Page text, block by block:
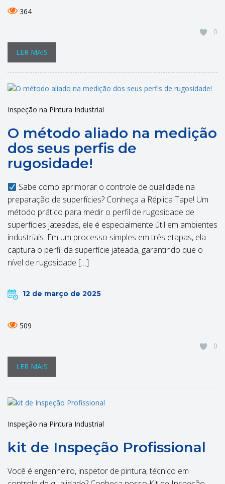
364
0
LER MAIS
Inspeção na Pintura Industrial
O método aliado na medição
dos seus perfis de
rugosidade!
Sabe como aprimorar o controle de qualidade na
preparação de superfícies? Conheça a Réplica Tape! Um
método prático para medir o perfil de rugosidade de
superfícies jateadas, ele é especialmente útil em ambientes
industriais. Em um processo simples em três etapas, ela
captura o perfil da superfície jateada, garantindo que o
nível de rugosidade […]
12 de março de 2025
509
0
LER MAIS
Inspeção na Pintura Industrial
kit de Inspeção Profissional
Você é engenheiro, inspetor de pintura, técnico em